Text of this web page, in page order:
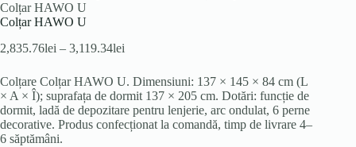
Colțar HAWO U
Colțar HAWO U
2,835.76lei – 3,119.34lei
prețuri:
2,835.76lei
până
la
3,119.34lei
Colțare Colțar HAWO U. Dimensiuni: 137 × 145 × 84 cm (L
× A × Î); suprafața de dormit 137 × 205 cm. Dotări: funcție de
dormit, ladă de depozitare pentru lenjerie, arc ondulat, 6 perne
decorative. Produs confecționat la comandă, timp de livrare 4–
6 săptămâni.